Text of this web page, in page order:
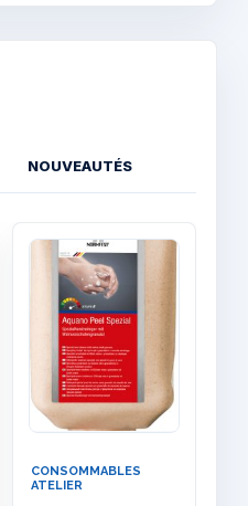
NOUVEAUTÉS
Quick View
CONSOMMABLES
ATELIER